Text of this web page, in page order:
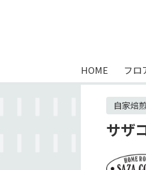
HOME フロ
自家焙
サザ